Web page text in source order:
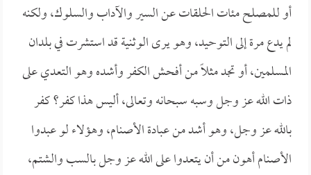
أو للمصلح مئات الحلقات عن السير والآداب والسلوك، ولكنه
لم يدع مرة إلى التوحيد، وهو يرى الوثنية قد استشرت في بلدان
المسلمين، أو تجد مثلاً من أفحش الكفر وأشده وهو التعدي على
ذات الله عز وجل وسبه سبحانه وتعالى، أليس هذا كفر؟ كفر
بالله عز وجل، وهو أشد من عبادة الأصنام، وهؤلاء لو عبدوا
الأصنام أهون من أن يتعدوا على الله عز وجل بالسب والشتم،